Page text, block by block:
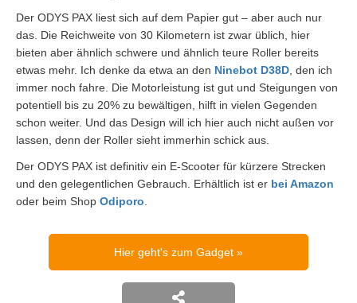
Der ODYS PAX liest sich auf dem Papier gut – aber auch nur
das. Die Reichweite von 30 Kilometern ist zwar üblich, hier
bieten aber ähnlich schwere und ähnlich teure Roller bereits
etwas mehr. Ich denke da etwa an den Ninebot D38D , den ich
immer noch fahre. Die Motorleistung ist gut und Steigungen von
potentiell bis zu 20% zu bewältigen, hilft in vielen Gegenden
schon weiter. Und das Design will ich hier auch nicht außen vor
lassen, denn der Roller sieht immerhin schick aus.
Der ODYS PAX ist definitiv ein E-Scooter für kürzere Strecken
und den gelegentlichen Gebrauch. Erhältlich ist er bei Amazon
oder beim Shop Odiporo
Hier geht's zum Gadget